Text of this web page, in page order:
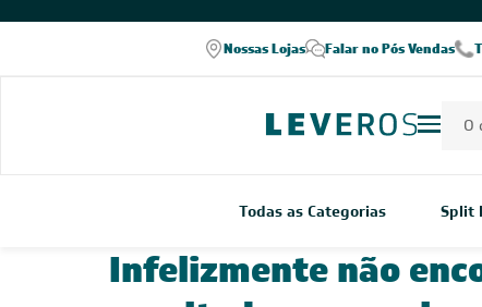
Nossas Lojas Falar no Pós Vendas
Todas as Categorias Split
Infelizmente não